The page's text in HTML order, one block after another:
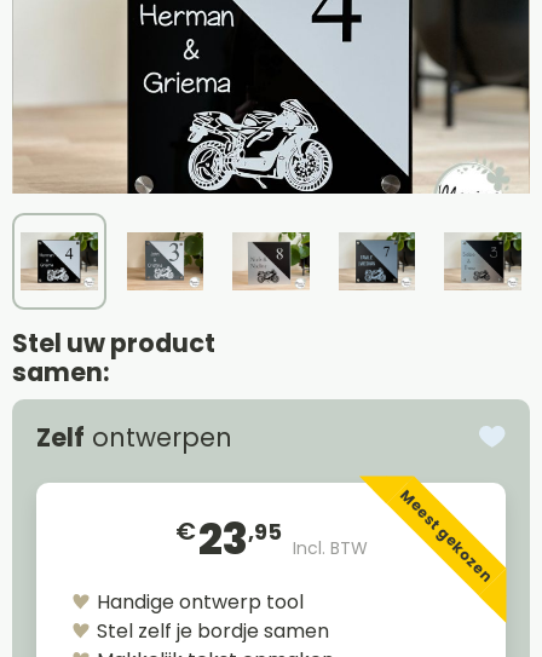
Stel uw product
samen:
Zelf ontwerpen
€23,95
Incl. BTW Meest gekozen
Handige ontwerp tool
Stel zelf je bordje samen